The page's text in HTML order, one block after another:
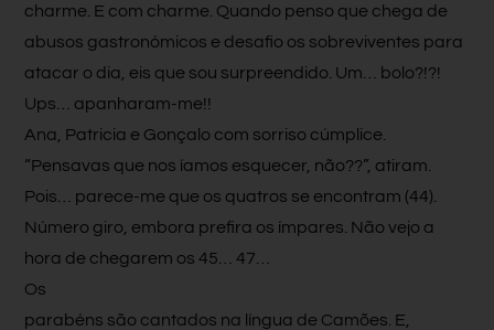
charme. E com charme. Quando penso que chega de
abusos gastronómicos e desafio os sobreviventes para
atacar o dia, eis que sou surpreendido. Um… bolo?!?!
Ups… apanharam-me!!
Ana, Patricia e Gonçalo com sorriso cúmplice.
“Pensavas que nos íamos esquecer, não??”, atiram.
Pois… parece-me que os quatros se encontram (44).
Número giro, embora prefira os ímpares. Não vejo a
hora de chegarem os 45… 47…
Os
parabéns são cantados na língua de Camões. E,